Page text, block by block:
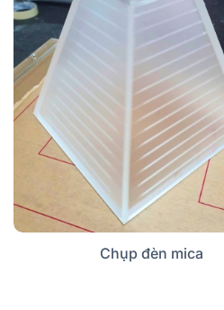
Chụp đèn mica